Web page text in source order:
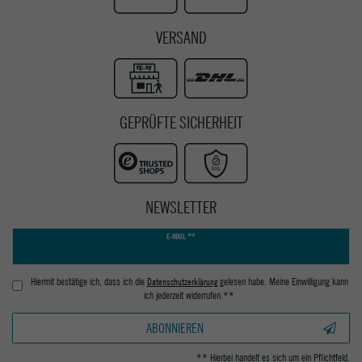
VERSAND
GEPRÜFTE SICHERHEIT
NEWSLETTER
E-MAIL **
Hiermit bestätige ich, dass ich die Daten­schutz­erklärunggelesen habe. Meine Einwilligung kann
ich jederzeit widerrufen.**
ABONNIEREN
** Hierbei handelt es sich um ein Pflichtfeld.